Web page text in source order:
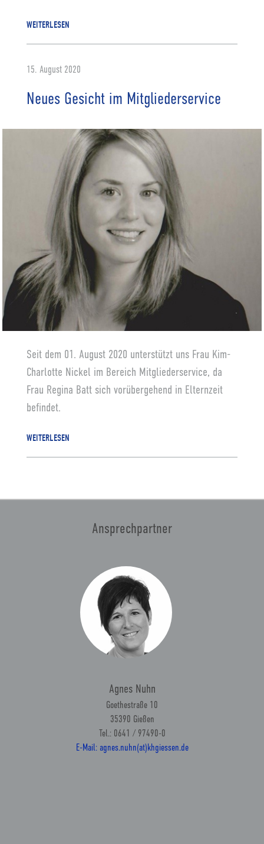
WEITERLESEN
15. August 2020
Neues Gesicht im Mitgliederservice
Seit dem 01. August 2020 unterstützt uns Frau Kim-
Charlotte Nickel im Bereich Mitgliederservice, da
Frau Regina Batt sich vorübergehend in Elternzeit
befindet.
WEITERLESEN
Ansprechpartner
Agnes Nuhn
Goethestraße 10
35390 Gießen
Tel.: 0641 / 97490-0
E-Mail: agnes.nuhn(at)khgiessen.de